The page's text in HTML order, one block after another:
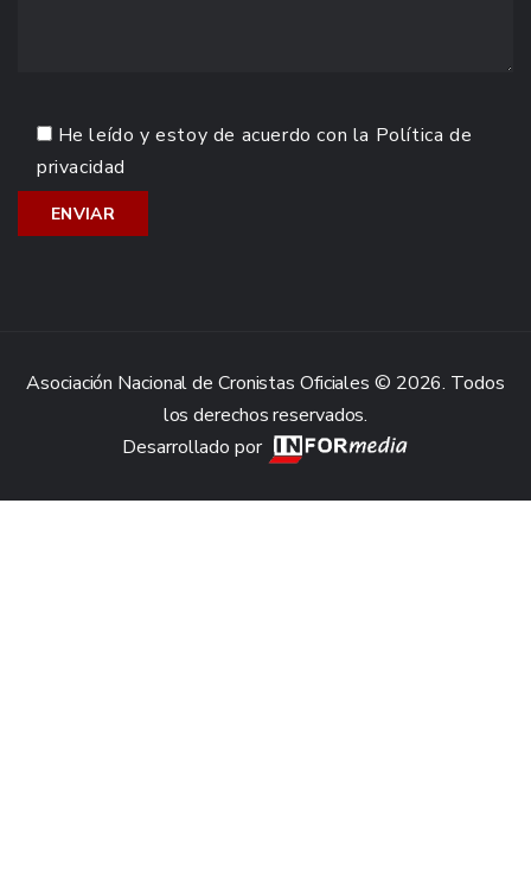
He leído y estoy de acuerdo con la Política de
privacidad
Asociación Nacional de Cronistas Oficiales © 2026. Todos
los derechos reservados.
Desarrollado por